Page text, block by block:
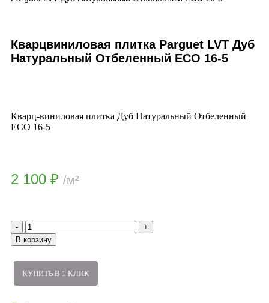
Кварцвиниловая плитка Parguet LVT Дуб
Натуральный Отбеленный ECO 16-5
Кварц-виниловая плитка Дуб Натуральный Отбеленный
ECO 16-5
2 100 ₽ /м²
В корзину
КУПИТЬ В 1 КЛИК